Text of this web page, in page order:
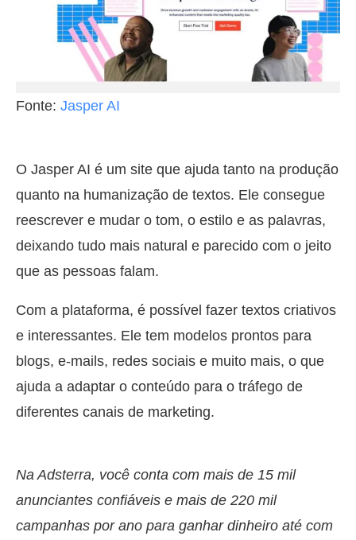
Fonte: Jasper AI
O Jasper AI é um site que ajuda tanto na produção
quanto na humanização de textos. Ele consegue
reescrever e mudar o tom, o estilo e as palavras,
deixando tudo mais natural e parecido com o jeito
que as pessoas falam.
Com a plataforma, é possível fazer textos criativos
e interessantes. Ele tem modelos prontos para
blogs, e-mails, redes sociais e muito mais, o que
ajuda a adaptar o conteúdo para o tráfego de
diferentes canais de marketing.
Na Adsterra, você conta com mais de 15 mil
anunciantes confiáveis e mais de 220 mil
campanhas por ano para ganhar dinheiro até com